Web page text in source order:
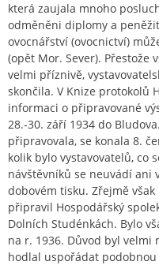
která zaujala mnoho
odměněni diplomy a
ovocnářství (ovocnictví)
(opět Mor. Sever). Přestože
velmi příznivě,
skončila. V Knize protokolů
informaci o připravované
28.-30. září 1934 do
připravovala, se konala 8.
kolik bylo vystavovatelů, co
návštěvníků se neuvádí ani
dobovém tisku. Zřejmě
připravil Hospodářský
Dolních Studénkách. Bylo
na r. 1936. Důvod byl
hodlal uspořádat podobnou